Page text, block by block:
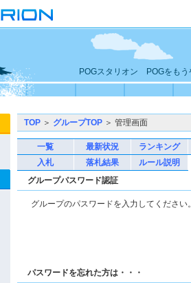
POGスタリオン POGをもう
TOP ＞ グループTOP ＞ 管理画面
一覧 最新状況
ランキング
入札
落札結果
ルール説明
グループパスワード認証
グループのパスワードを入力してくださ
パスワードを忘れた方は・・・